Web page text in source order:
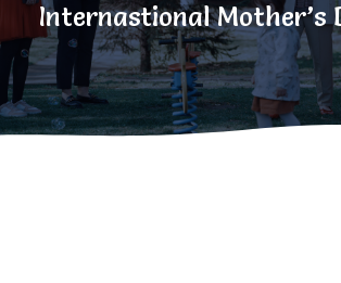
Internastional Mother’s